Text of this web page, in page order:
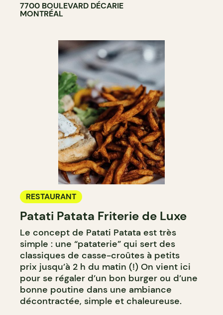
7700 BOULEVARD DÉCARIE
MONTRÉAL
RESTAURANT
Patati Patata Friterie de Luxe
Le concept de Patati Patata est très
simple : une “pataterie” qui sert des
classiques de casse-croûtes à petits
prix jusqu’à 2 h du matin (!) On vient ici
pour se régaler d’un bon burger ou d’une
bonne poutine dans une ambiance
décontractée, simple et chaleureuse.